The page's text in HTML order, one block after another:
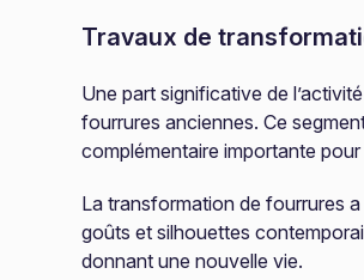
Travaux de
Une part significative de
fourrures anciennes. Ce
complémentaire importante
La transformation de fourrures
goûts et silhouettes
donnant une nouvelle vie.